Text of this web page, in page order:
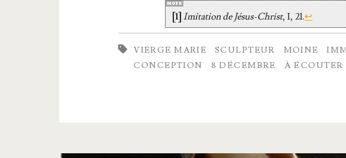
[1]Imi­ta­tion de Jésus-Christ, I, 21.↩
VIERGE MARIE SCULPTEUR MOINE
CONCEPTION
8 DÉCEMBRE
À ÉCOUTER